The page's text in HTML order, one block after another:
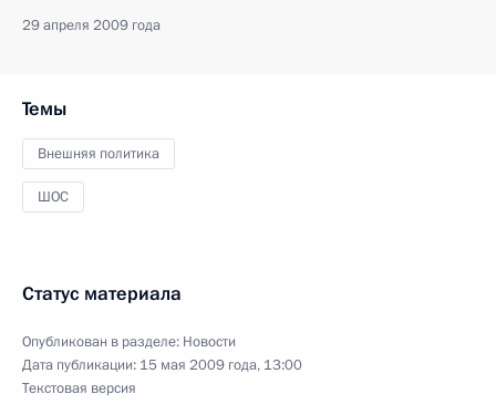
29 апреля 2009 года
Темы
Внешняя политика
ШОС
Статус материала
Опубликован в разделе: Новости
Дата публикации: 15 мая 2009 года, 13:00
Текстовая версия